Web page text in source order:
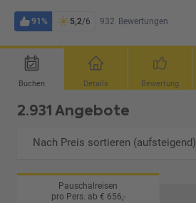
91% 5,2/6 932 Bewertungen
Buchen Details Bewertung
2.931 Angebote
Nach Preis sortieren (aufsteigend)
Pauschalreisen
pro Pers. ab € 656,-